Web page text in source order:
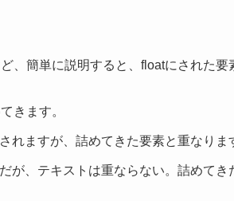
、簡単に説明すると、floatにされた要
きます。
れますが、詰めてきた要素と重なりま
が、テキストは重ならない。詰めて